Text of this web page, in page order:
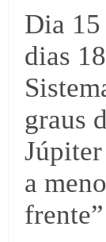
Dia 15
dias
graus
a